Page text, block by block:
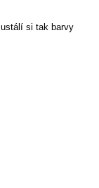
si tak barvy